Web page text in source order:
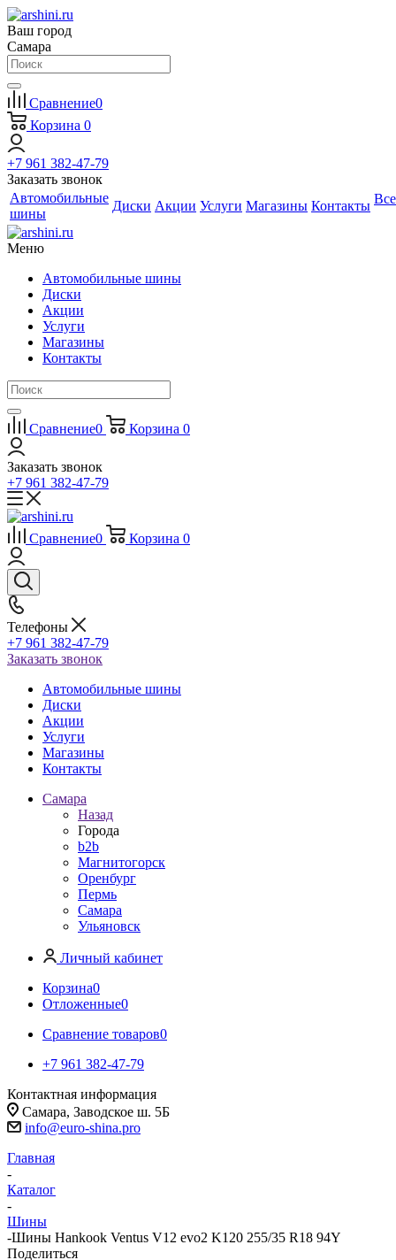
Ваш город
Самара
Сравнение0
Корзина 0
+7 961 382-47-79
Заказать звонок
Автомобильные
шины
Диски Акции Услуги Магазины Контакты Все
Меню
Автомобильные шины
Диски
Акции
Услуги
Магазины
Контакты
Сравнение0 Корзина 0
Заказать звонок
+7 961 382-47-79
Сравнение0 Корзина 0
Телефоны
+7 961 382-47-79
Заказать звонок
Автомобильные шины
Диски
Акции
Услуги
Магазины
Контакты
Самара
Назад
Города
b2b
Магнитогорск
Оренбург
Пермь
Самара
Ульяновск
Личный кабинет
Корзина0
Отложенные0
Сравнение товаров0
+7 961 382-47-79
Контактная информация
Самара, Заводское ш. 5Б
info@euro-shina.pro
Главная
-
Каталог
-
Шины
-Шины Hankook Ventus V12 evo2 K120 255/35 R18 94Y
Поделиться